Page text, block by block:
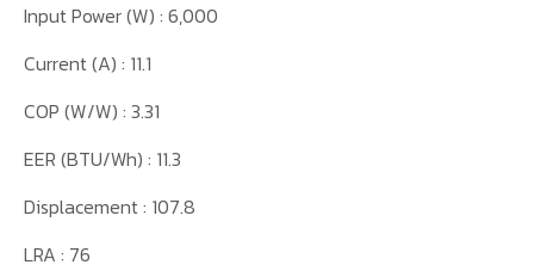
Input Power (W) : 6,000
Current (A) : 11.1
COP (W/W) : 3.31
EER (BTU/Wh) : 11.3
Displacement : 107.8
LRA : 76